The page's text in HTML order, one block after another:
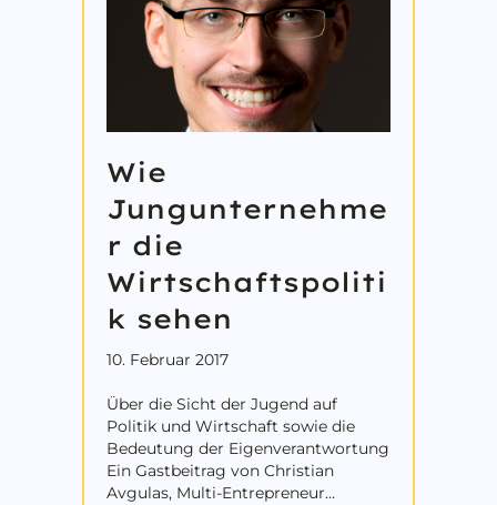
Wie
Jungunternehme
r die
Wirtschaftspoliti
k sehen
10. Februar 2017
Über die Sicht der Jugend auf
Politik und Wirtschaft sowie die
Bedeutung der Eigenverantwortung
Ein Gastbeitrag von Christian
Avgulas, Multi-Entrepreneur…